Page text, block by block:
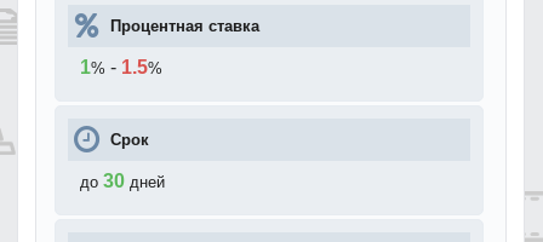
Процентная ставка
1% - 1.5%
Срок
до 30 дней